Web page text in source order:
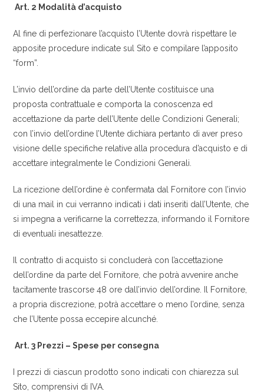
Art. 2 Modalità d’acquisto
Al fine di perfezionare l’acquisto l’Utente dovrà rispettare le
apposite procedure indicate sul Sito e compilare l’apposito
“form”.
L’invio dell’ordine da parte dell’Utente costituisce una
proposta contrattuale e comporta la conoscenza ed
accettazione da parte dell’Utente delle Condizioni Generali;
con l’invio dell’ordine l’Utente dichiara pertanto di aver preso
visione delle specifiche relative alla procedura d’acquisto e di
accettare integralmente le Condizioni Generali.
La ricezione dell’ordine è confermata dal Fornitore con l’invio
di una mail in cui verranno indicati i dati inseriti dall’Utente, che
si impegna a verificarne la correttezza, informando il Fornitore
di eventuali inesattezze.
Il contratto di acquisto si concluderà con l’accettazione
dell’ordine da parte del Fornitore, che potrà avvenire anche
tacitamente trascorse 48 ore dall’invio dell’ordine. Il Fornitore,
a propria discrezione, potrà accettare o meno l’ordine, senza
che l’Utente possa eccepire alcunché.
Art. 3 Prezzi – Spese per consegna
I prezzi di ciascun prodotto sono indicati con chiarezza sul
Sito, comprensivi di IVA.